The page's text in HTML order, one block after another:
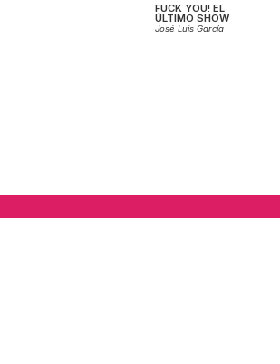
FUCK YOU! EL
ÚLTIMO SHOW
José Luis García